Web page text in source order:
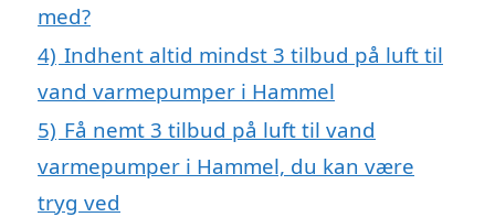
med?
4) Indhent altid mindst 3 tilbud på luft til
vand varmepumper i Hammel
5) Få nemt 3 tilbud på luft til vand
varmepumper i Hammel, du kan være
tryg ved